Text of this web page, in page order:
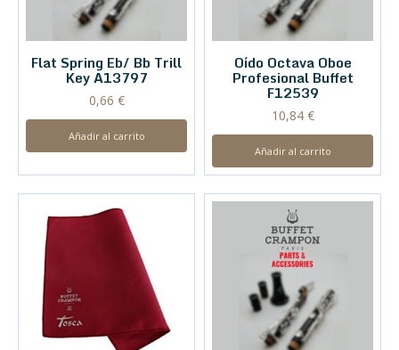
Flat Spring Eb/ Bb Trill
Key A13797
0,66 €
Añadir al carrito
Oído Octava Oboe
Profesional Buffet
F12539
10,84 €
Añadir al carrito